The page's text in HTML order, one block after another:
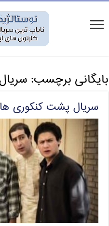
بایگانی برچسب:
سریال پشت کنکوری ها ۱۳۸۱